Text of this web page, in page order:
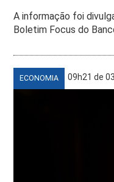
A informação foi
Boletim Focus do
ECONOMIA 09h21 de